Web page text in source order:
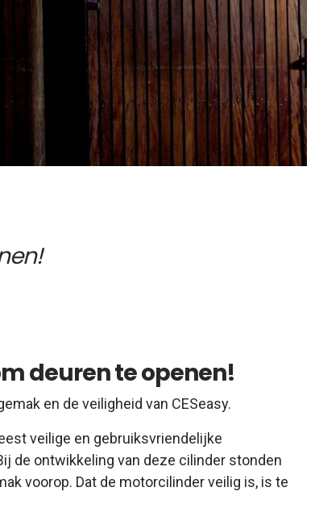
deuren te openen!
en de veiligheid van CESeasy.
veilige en gebruiksvriendelijke
de ontwikkeling van deze cilinder stonden
voorop. Dat de motorcilinder veilig is, is te